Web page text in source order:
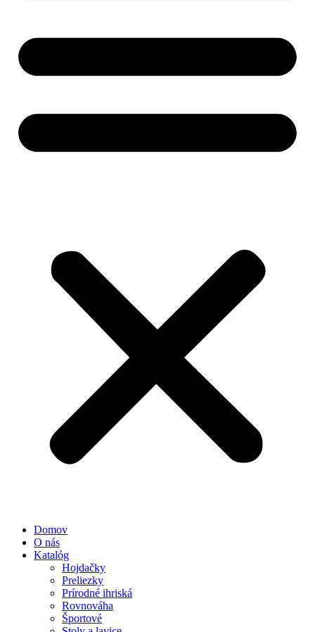
Domov
O nás
Katalóg
Hojdačky
Preliezky
Prírodné ihriská
Rovnováha
Športové